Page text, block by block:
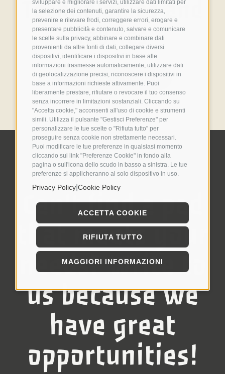
sviluppare e migliorare i servizi, utilizzare dati limitati per
la selezione dei contenuti, garantire la sicurezza,
prevenire e rilevare frodi, correggere errori, erogare e
presentare pubblicità e contenuto, salvare e comunicare
le scelte sulla privacy, abbinare e combinare dati
provenienti da altre fonti di dati, collegare diversi
dispositivi, identificare i dispositivi in base alle
informazioni trasmesse automaticamente, utilizzare dati
di geolocalizzazione precisi, riconoscere i dispositivi in
base a informazioni richieste attivamente. Puoi
liberamente prestare, rifiutare o revocare il tuo consenso
senza incorrere in limitazioni sostanziali. Cliccando su
"Accetta cookie," acconsenti all'uso di cookie e strumenti
simili. Utilizza il pulsante "Gestisci Preferenze" per
personalizzare le tue scelte o "Rifiuta tutto" per
proseguire senza cookie non strettamente necessari.
Puoi modificare le tue preferenze in qualsiasi momento
cliccando sul link "Preferenze Cookie" in fondo alla
pagina o sull'icona dello scudo in basso a sinistra. Le tue
preferenze si applicheranno al solo dispositivo in uso.
Privacy Policy Cookie Policy
ACCETTA COOKIE
RIFIUTA TUTTO
MAGGIORI INFORMAZIONI
Technologies and
fabrics
FIND OUT HOW
Can't find a pad
that meets your
needs? Write to
us because we
have great
opportunities!